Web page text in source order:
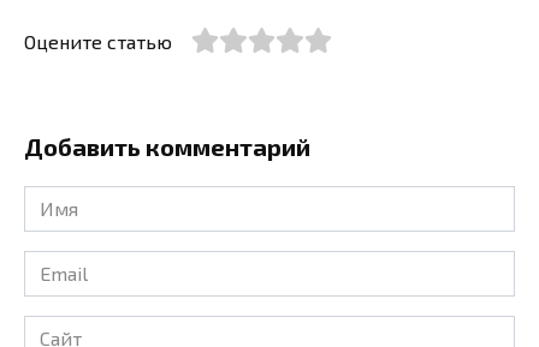
Оцените статью
Добавить комментарий
Имя
*
Email
*
Сайт